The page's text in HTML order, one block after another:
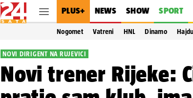
PLUS+ NEWS SHOW SPORT
Nogomet Vatreni HNL Dinamo
NOVI DIRIGENT NA RUJEVICI
Novi trener Rijeke: